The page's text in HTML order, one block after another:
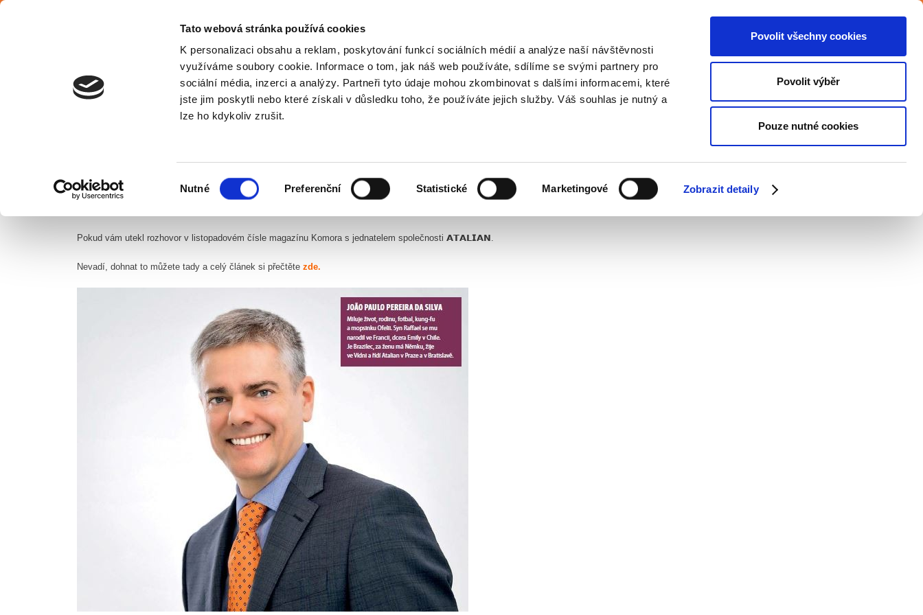
Tato webová stránka používá cookies
K personalizaci obsahu a reklam, poskytování funkcí sociálních médií a analýze naší návštěvnosti
využíváme soubory cookie. Informace o tom, jak náš web používáte, sdílíme se svými partnery pro
sociální média, inzerci a analýzy. Partneři tyto údaje mohou zkombinovat s dalšími informacemi, které
jste jim poskytli nebo které získali v důsledku toho, že používáte jejich služby. Váš souhlas je nutný a
lze ho kdykoliv zrušit.
souhlasu
Nutné Preferenční Statistické Marketingové Zobrazit detaily
Povolit všechny cookies
Povolit výběr
Pouze nutné cookies
Kariéra Podpora zaměstnávání OZP
Czech Republic O nás Naše služby Společenská zodpovědnost Kontakt
Úvodní stránka Dokázat se nadechnout!
Pokud vám utekl rozhovor v listopadovém čísle magazínu Komora s jednatelem společnosti 𝗔𝗧𝗔𝗟𝗜𝗔𝗡.
Nevadí, dohnat to můžete tady a celý článek si přečtěte zde.